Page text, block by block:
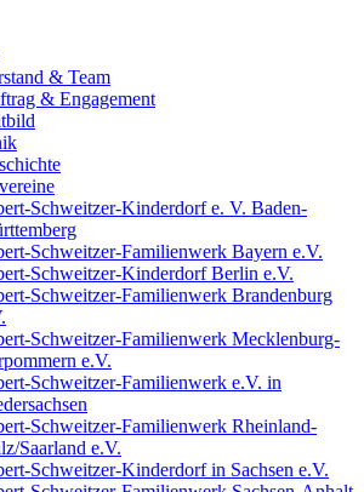
& Team
& Engagement
Schweitzer-Kinderdorf e. V. Baden-
Schweitzer-Familienwerk Bayern e.V.
Schweitzer-Kinderdorf Berlin e.V.
Schweitzer-Familienwerk Brandenburg
Schweitzer-Familienwerk Mecklenburg-
e.V.
Schweitzer-Familienwerk e.V. in
Schweitzer-Familienwerk Rheinland-
Saarland e.V.
Schweitzer-Kinderdorf in Sachsen e.V.